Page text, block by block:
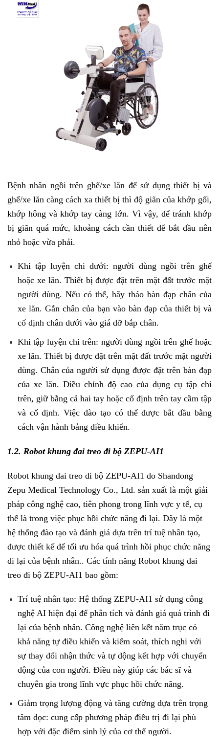
Bệnh nhân ngồi trên ghế/xe lăn để sử dụng thiết bị và
ghế/xe lăn càng cách xa thiết bị thì độ giãn của khớp gối,
khớp hông và khớp tay càng lớn. Vì vậy, để tránh khớp
bị giãn quá mức, khoảng cách cần thiết để bắt đầu nên
nhỏ hoặc vừa phải.
Khi tập luyện chi dưới: người dùng ngồi trên ghế
hoặc xe lăn. Thiết bị được đặt trên mặt đất trước mặt
người dùng. Nếu có thể, hãy tháo bàn đạp chân của
xe lăn. Gắn chân của bạn vào bàn đạp của thiết bị và
cố định chân dưới vào giá đỡ bắp chân.
Khi tập luyện chi trên: người dùng ngồi trên ghế hoặc
xe lăn. Thiết bị được đặt trên mặt đất trước mặt người
dùng. Chân của người sử dụng được đặt trên bàn đạp
của xe lăn. Điều chỉnh độ cao của dụng cụ tập chi
trên, giữ bằng cả hai tay hoặc cố định trên tay cầm tập
và cố định. Việc đào tạo có thể được bắt đầu bằng
cách vận hành bảng điều khiển.
1.2. Robot khung đai treo đi bộ ZEPU-AI1
Robot khung đai treo đi bộ ZEPU-AI1 do Shandong
Zepu Medical Technology Co., Ltd. sản xuất là một giải
pháp công nghệ cao, tiên phong trong lĩnh vực y tế, cụ
thể là trong việc phục hồi chức năng đi lại. Đây là một
hệ thống đào tạo và đánh giá dựa trên trí tuệ nhân tạo,
được thiết kế để tối ưu hóa quá trình hồi phục chức năng
đi lại của bệnh nhân.. Các tính năng Robot khung đai
treo đi bộ ZEPU-AI1 bao gồm:
Trí tuệ nhân tạo: Hệ thống ZEPU-AI1 sử dụng công
nghệ AI hiện đại để phân tích và đánh giá quá trình đi
lại của bệnh nhân. Công nghệ liên kết năm trục có
khả năng tự điều khiển và kiểm soát, thích nghi với
sự thay đổi nhận thức và tự động kết hợp với chuyển
động của con người. Điều này giúp các bác sĩ và
chuyên gia trong lĩnh vực phục hồi chức năng.
Giảm trọng lượng động và tăng cường dựa trên trọng
tâm dọc: cung cấp phương pháp điều trị đi lại phù
hợp với đặc điểm sinh lý của cơ thể người.